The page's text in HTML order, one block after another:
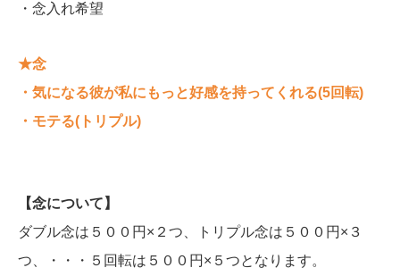
・念入れ希望
★念
・気になる彼が私にもっと好感を持ってくれる(5回転)
・モテる(トリプル)
【念について】
ダブル念は５００円×２つ、トリプル念は５００円×３
つ、・・・５回転は５００円×５つとなります。